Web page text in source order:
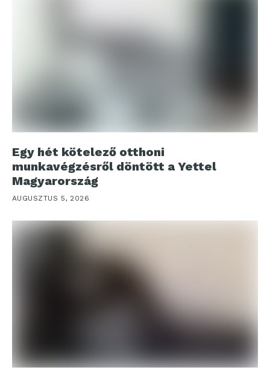
Egy hét kötelező otthoni
munkavégzésről döntött a Yettel
Magyarország
AUGUSZTUS 5, 2026